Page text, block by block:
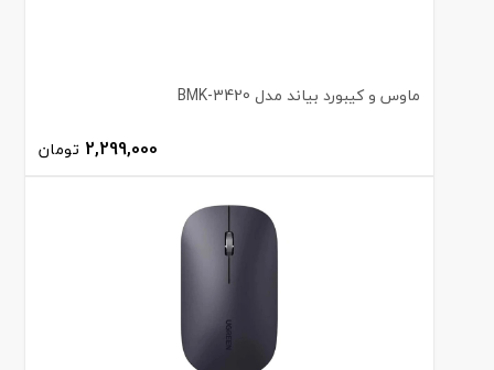
ماوس و کیبورد بیاند مدل BMK-3420
2,299,000 تومان